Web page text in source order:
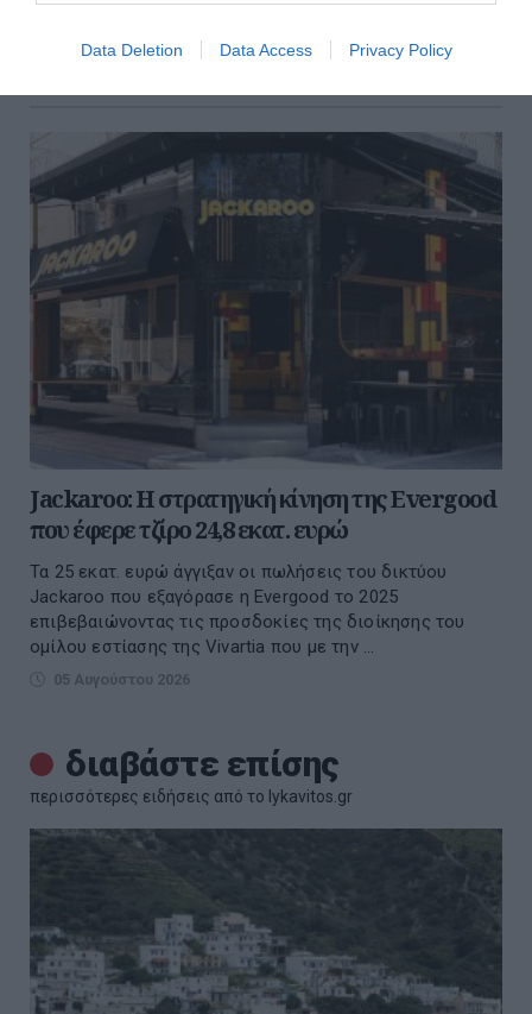
Data Deletion Data Access Privacy Policy
έκτασης της ΔΕΘ-HELEXPO στη Θεσσα...
Jackaroo: Η στρατηγική κίνηση της Evergood
που έφερε τζίρο 24,8 εκατ. ευρώ
Τα 25 εκατ. ευρώ άγγιξαν οι πωλήσεις του δικτύου
Jackaroo που εξαγόρασε η Evergood το 2025
επιβεβαιώνοντας τις προσδοκίες της διοίκησης του
ομίλου εστίασης της Vivartia που με την ...
05 Αυγούστου 2026
διαβάστε επίσης
περισσότερες ειδήσεις από το lykavitos.gr